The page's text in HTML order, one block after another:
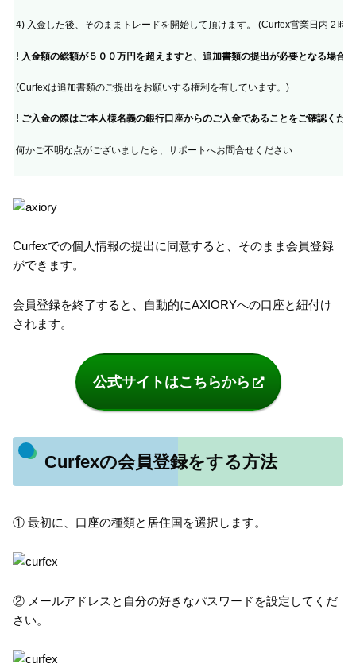
4) 入金した後、そのままトレードを開始して頂けます。 (Curfex営業日内２時
! 入金額の総額が５００万円を超えますと、追加書類の提出が必要となる場合
(Curfexは追加書類のご提出をお願いする権利を有しています。)
! ご入金の際はご本人様名義の銀行口座からのご入金であることをご確認くだ
何かご不明な点がございましたら、サポートへお問合せください
Curfexでの個人情報の提出に同意すると、そのまま会員登録
ができます。
会員登録を終了すると、自動的にAXIORYへの口座と紐付け
されます。
公式サイトはこちらから
Curfexの会員登録をする方法
① 最初に、口座の種類と居住国を選択します。
② メールアドレスと自分の好きなパスワードを設定してくだ
さい。